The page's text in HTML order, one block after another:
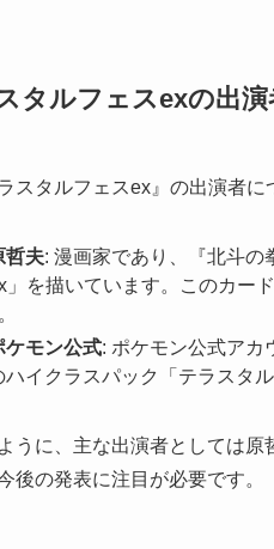
タルフェスexの出演
ラスタルフェスex』の出演者
哲夫: 漫画家であり、『北斗
」を描いています。このカー
。
ケモン公式: ポケモン公式アカ
ハイクラスパック「テラスタ
うに、主な出演者としては
後の発表に注目が必要です。